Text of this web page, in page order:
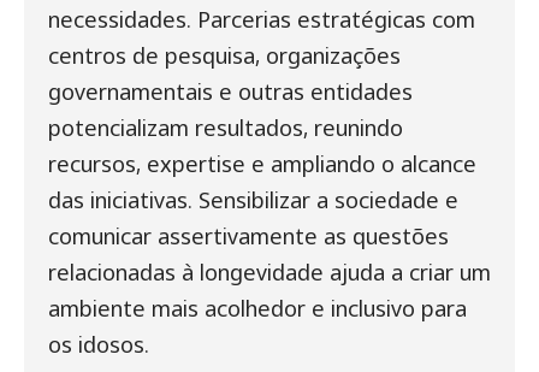
necessidades. Parcerias estratégicas com
centros de pesquisa, organizações
governamentais e outras entidades
potencializam resultados, reunindo
recursos, expertise e ampliando o alcance
das iniciativas. Sensibilizar a sociedade e
comunicar assertivamente as questões
relacionadas à longevidade ajuda a criar um
ambiente mais acolhedor e inclusivo para
os idosos.